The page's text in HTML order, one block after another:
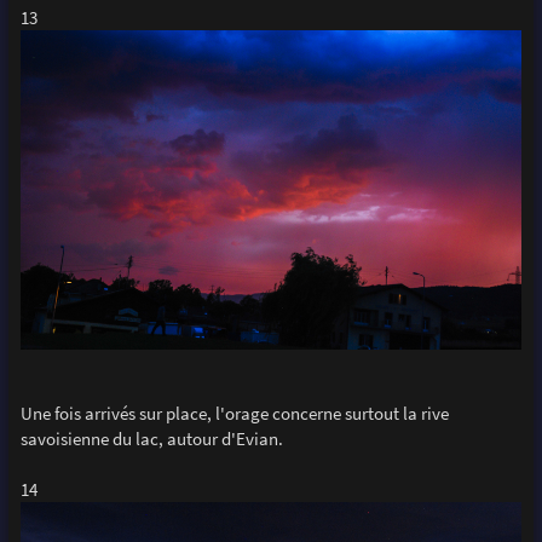
13
Une fois arrivés sur place, l'orage concerne surtout la rive
savoisienne du lac, autour d'Evian.
14